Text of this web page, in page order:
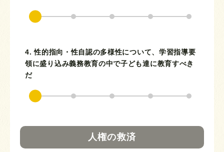
4. 性的指向・性自認の多様性について、学習指導要
領に盛り込み義務教育の中で子ども達に教育すべき
だ
人権の救済